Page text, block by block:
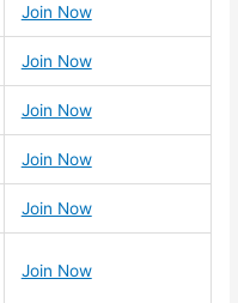
Join Now
Join Now
Join Now
Join Now
Join Now
Join Now